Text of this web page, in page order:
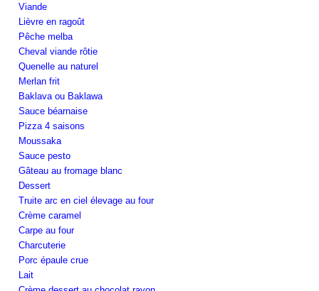
Viande
Lièvre en ragoût
Pêche melba
Cheval viande rôtie
Quenelle au naturel
Merlan frit
Baklava ou Baklawa
Sauce béarnaise
Pizza 4 saisons
Moussaka
Sauce pesto
Gâteau au fromage blanc
Dessert
Truite arc en ciel élevage au four
Crème caramel
Carpe au four
Charcuterie
Porc épaule crue
Lait